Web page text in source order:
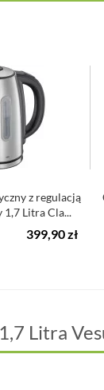
z regulacją
Litra Cla...
399,90 zł
Litra